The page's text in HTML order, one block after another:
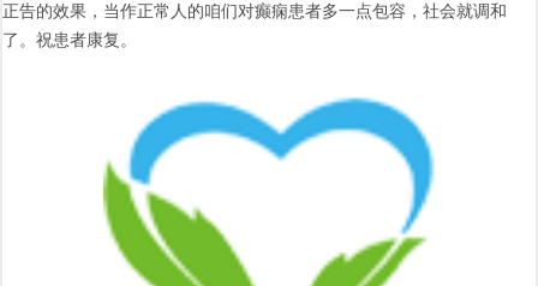
正告的效果，当作正常人的咱们对癫痫患者多一点包容，社会就调和
了。祝患者康复。